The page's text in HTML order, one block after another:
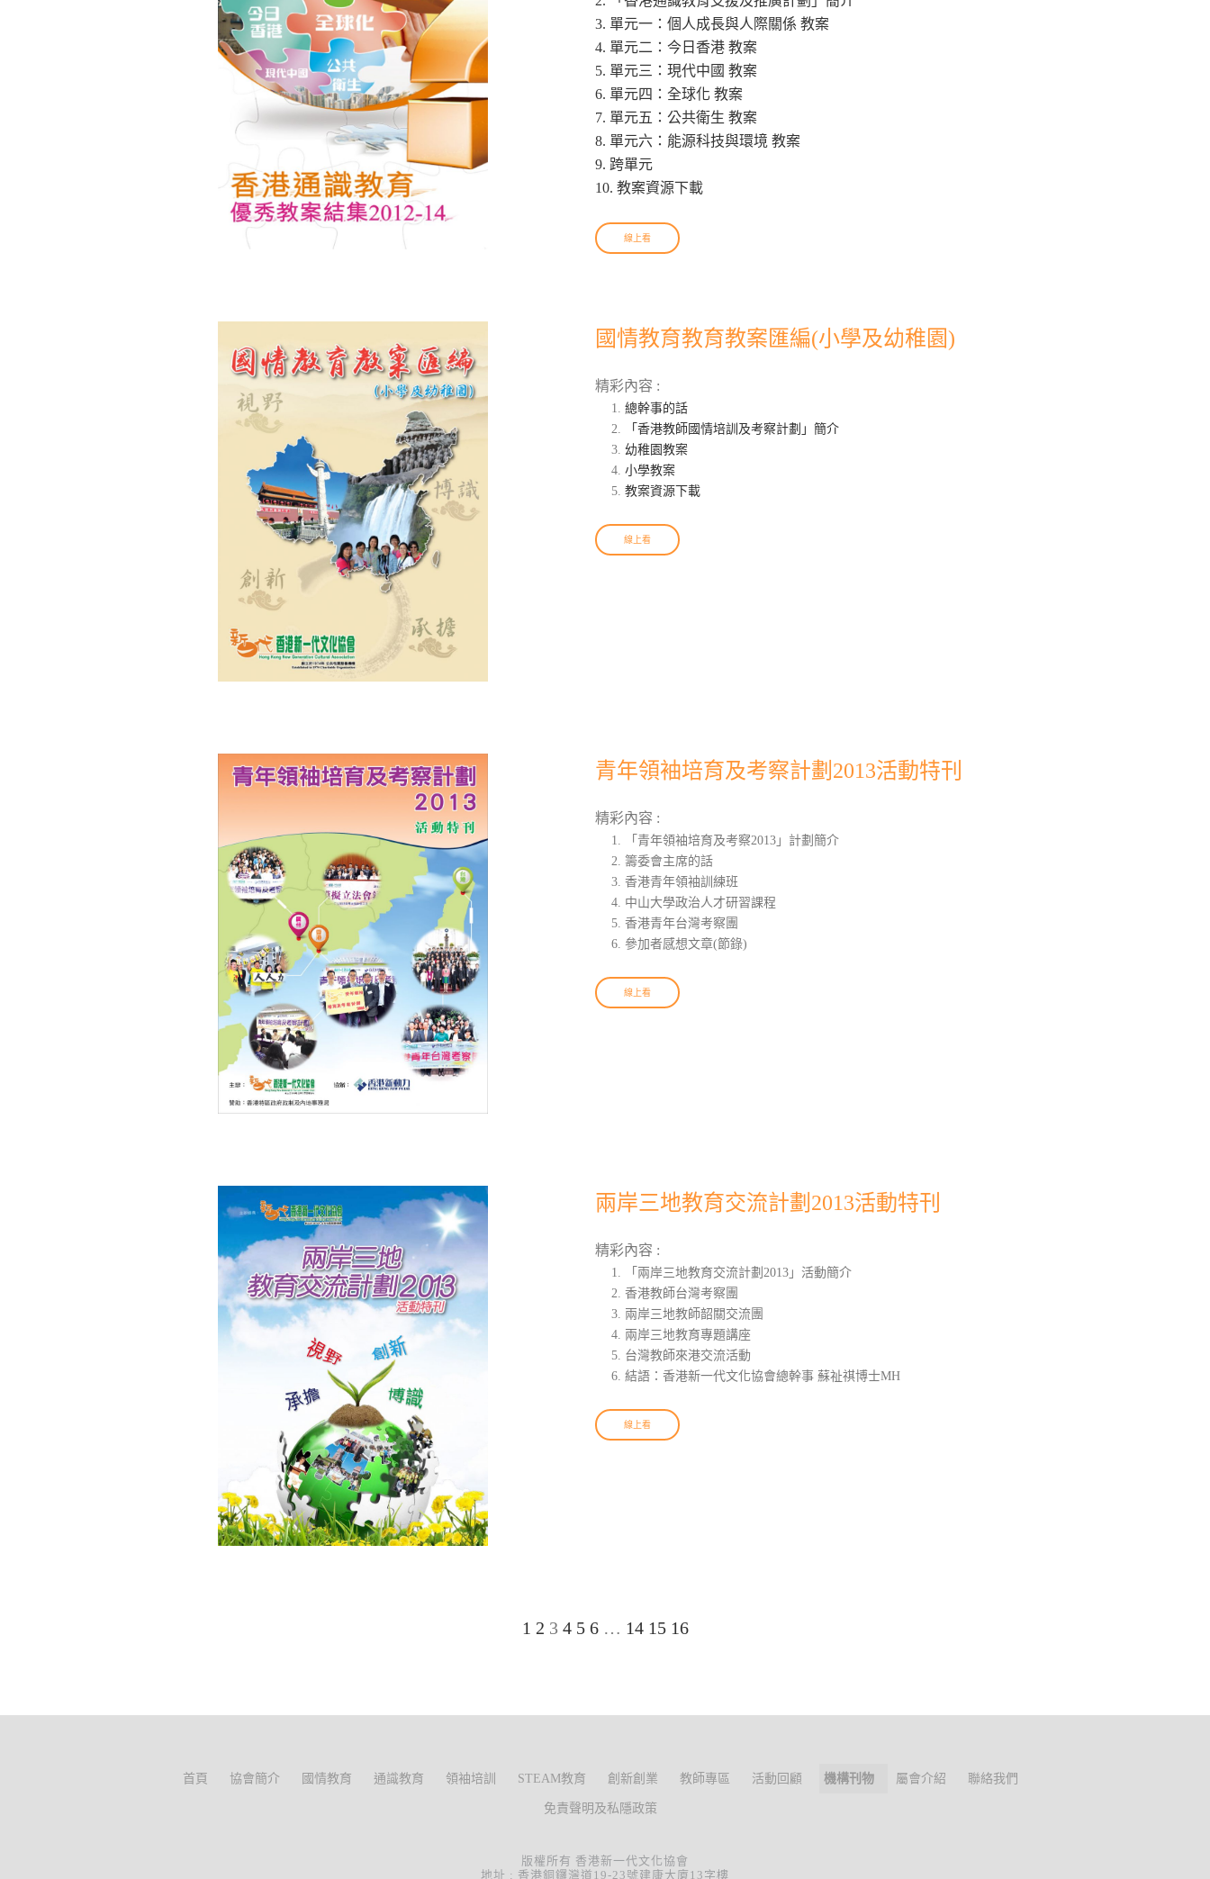
3. 單元一：個人成長與人際關係 教案
4. 單元二：今日香港 教案
5. 單元三：現代中國 教案
6. 單元四：全球化 教案
7. 單元五：公共衛生 教案
8. 單元六：能源科技與環境 教案
9. 跨單元
10. 教案資源下載
線上看
國情教育教育教案匯編(小學及幼稚園)
精彩內容 :
總幹事的話
「香港教師國情培訓及考察計劃」簡介
幼稚園教案
小學教案
教案資源下載
線上看
青年領袖培育及考察計劃2013活動特刊
精彩內容 :
「青年領袖培育及考察2013」計劃簡介
籌委會主席的話
香港青年領袖訓練班
中山大學政治人才研習課程
香港青年台灣考察團
參加者感想文章(節錄)
線上看
兩岸三地教育交流計劃2013活動特刊
精彩內容 :
「兩岸三地教育交流計劃2013」活動簡介
香港教師台灣考察團
兩岸三地教師韶關交流團
兩岸三地教育專題講座
台灣教師來港交流活動
結語：香港新一代文化協會總幹事 蘇祉祺博士MH
線上看
1 2 3 4 5 6 … 14 15 16
首頁 協會簡介 國情教育 通識教育 領袖培訓 STEAM教育 創新創業 教師專區 活動回顧 機構刊物 屬會介紹 聯絡我們
免責聲明及私隱政策
版權所有 香港新一代文化協會
地址 : 香港銅鑼灣道19-23號建康大廈13字樓